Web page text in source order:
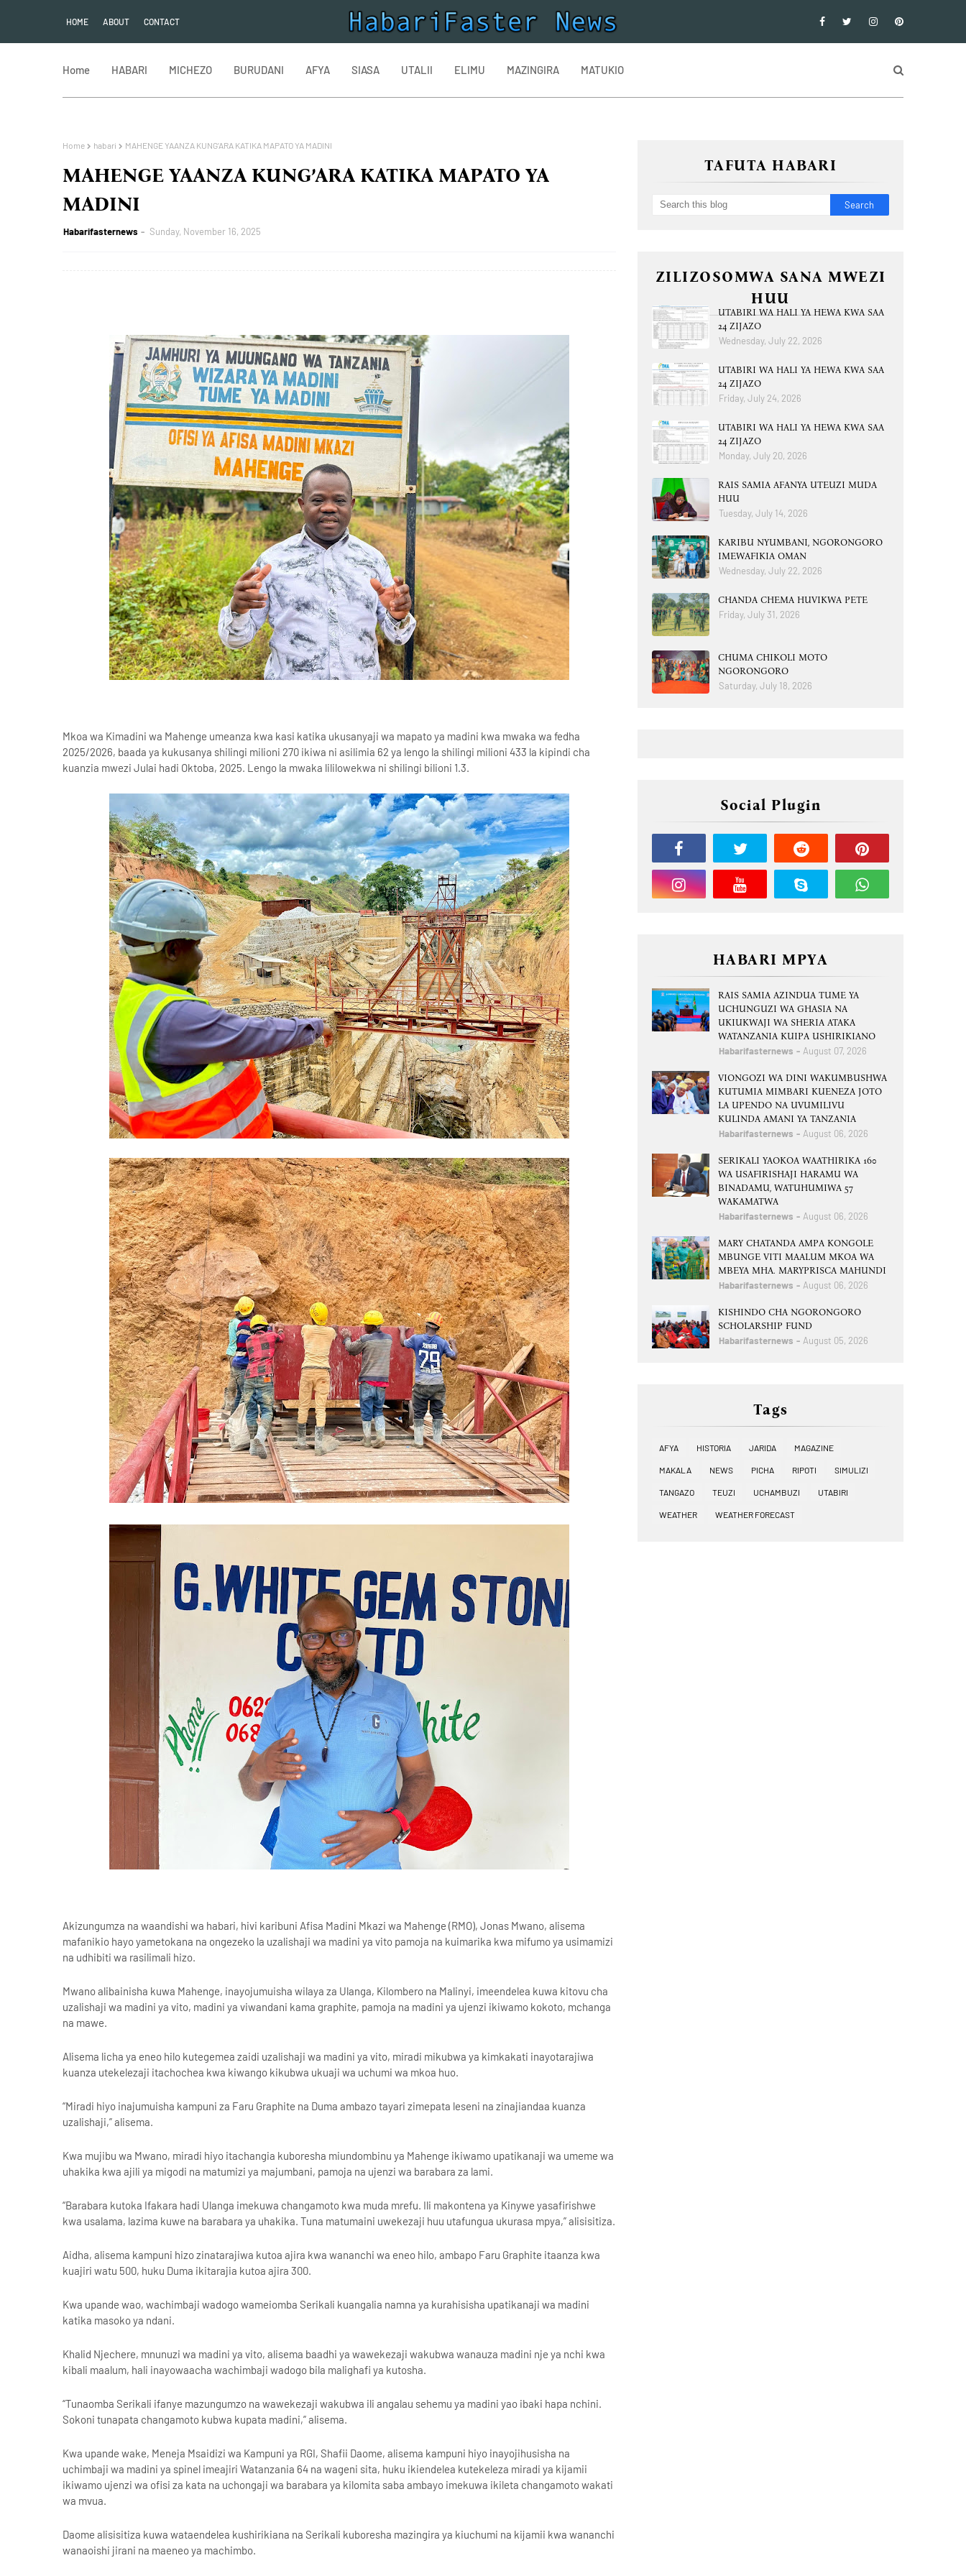
HOME ABOUT CONTACT
Home HABARI MICHEZO BURUDANI AFYA SIASA UTALII ELIMU MAZINGIRA MATUKIO
Home habari MAHENGE YAANZA KUNG’ARA KATIKA MAPATO YA MADINI
MAHENGE YAANZA KUNG’ARA KATIKA MAPATO YA
MADINI
Habarifasternews Sunday, November 16, 2025
Mkoa wa Kimadini wa Mahenge umeanza kwa kasi katika ukusanyaji wa mapato ya madini kwa mwaka wa fedha
2025/2026, baada ya kukusanya shilingi milioni 270 ikiwa ni asilimia 62 ya lengo la shilingi milioni 433 la kipindi cha
kuanzia mwezi Julai hadi Oktoba, 2025. Lengo la mwaka lililowekwa ni shilingi bilioni 1.3.
Akizungumza na waandishi wa habari, hivi karibuni Afisa Madini Mkazi wa Mahenge (RMO), Jonas Mwano, alisema
mafanikio hayo yametokana na ongezeko la uzalishaji wa madini ya vito pamoja na kuimarika kwa mifumo ya usimamizi
na udhibiti wa rasilimali hizo.
Mwano alibainisha kuwa Mahenge, inayojumuisha wilaya za Ulanga, Kilombero na Malinyi, imeendelea kuwa kitovu cha
uzalishaji wa madini ya vito, madini ya viwandani kama graphite, pamoja na madini ya ujenzi ikiwamo kokoto, mchanga
na mawe.
Alisema licha ya eneo hilo kutegemea zaidi uzalishaji wa madini ya vito, miradi mikubwa ya kimkakati inayotarajiwa
kuanza utekelezaji itachochea kwa kiwango kikubwa ukuaji wa uchumi wa mkoa huo.
“Miradi hiyo inajumuisha kampuni za Faru Graphite na Duma ambazo tayari zimepata leseni na zinajiandaa kuanza
uzalishaji,” alisema.
Kwa mujibu wa Mwano, miradi hiyo itachangia kuboresha miundombinu ya Mahenge ikiwamo upatikanaji wa umeme wa
uhakika kwa ajili ya migodi na matumizi ya majumbani, pamoja na ujenzi wa barabara za lami.
“Barabara kutoka Ifakara hadi Ulanga imekuwa changamoto kwa muda mrefu. Ili makontena ya Kinywe yasafirishwe
kwa usalama, lazima kuwe na barabara ya uhakika. Tuna matumaini uwekezaji huu utafungua ukurasa mpya,” alisisitiza.
Aidha, alisema kampuni hizo zinatarajiwa kutoa ajira kwa wananchi wa eneo hilo, ambapo Faru Graphite itaanza kwa
kuajiri watu 500, huku Duma ikitarajia kutoa ajira 300.
Kwa upande wao, wachimbaji wadogo wameiomba Serikali kuangalia namna ya kurahisisha upatikanaji wa madini
katika masoko ya ndani.
Khalid Njechere, mnunuzi wa madini ya vito, alisema baadhi ya wawekezaji wakubwa wanauza madini nje ya nchi kwa
kibali maalum, hali inayowaacha wachimbaji wadogo bila malighafi ya kutosha.
“Tunaomba Serikali ifanye mazungumzo na wawekezaji wakubwa ili angalau sehemu ya madini yao ibaki hapa nchini.
Sokoni tunapata changamoto kubwa kupata madini,” alisema.
Kwa upande wake, Meneja Msaidizi wa Kampuni ya RGI, Shafii Daome, alisema kampuni hiyo inayojihusisha na
uchimbaji wa madini ya spinel imeajiri Watanzania 64 na wageni sita, huku ikiendelea kutekeleza miradi ya kijamii
ikiwamo ujenzi wa ofisi za kata na uchongaji wa barabara ya kilomita saba ambayo imekuwa ikileta changamoto wakati
wa mvua.
Daome alisisitiza kuwa wataendelea kushirikiana na Serikali kuboresha mazingira ya kiuchumi na kijamii kwa wananchi
wanaoishi jirani na maeneo ya machimbo.
TAFUTA HABARI
ZILIZOSOMWA SANA MWEZI
HUU
UTABIRI WA HALI YA HEWA KWA SAA
24 ZIJAZO
Wednesday, July 22, 2026
UTABIRI WA HALI YA HEWA KWA SAA
24 ZIJAZO
Friday, July 24, 2026
UTABIRI WA HALI YA HEWA KWA SAA
24 ZIJAZO
Monday, July 20, 2026
RAIS SAMIA AFANYA UTEUZI MUDA
HUU
Tuesday, July 14, 2026
KARIBU NYUMBANI, NGORONGORO
IMEWAFIKIA OMAN
Wednesday, July 22, 2026
CHANDA CHEMA HUVIKWA PETE
Friday, July 31, 2026
CHUMA CHIKOLI MOTO
NGORONGORO
Saturday, July 18, 2026
Social Plugin
HABARI MPYA
RAIS SAMIA AZINDUA TUME YA
UCHUNGUZI WA GHASIA NA
UKIUKWAJI WA SHERIA ATAKA
WATANZANIA KUIPA USHIRIKIANO
Habarifasternews August 07, 2026
VIONGOZI WA DINI WAKUMBUSHWA
KUTUMIA MIMBARI KUENEZA JOTO
LA UPENDO NA UVUMILIVU
KULINDA AMANI YA TANZANIA
Habarifasternews August 06, 2026
SERIKALI YAOKOA WAATHIRIKA 160
WA USAFIRISHAJI HARAMU WA
BINADAMU, WATUHUMIWA 57
WAKAMATWA
Habarifasternews August 06, 2026
MARY CHATANDA AMPA KONGOLE
MBUNGE VITI MAALUM MKOA WA
MBEYA MHA. MARYPRISCA MAHUNDI
Habarifasternews August 06, 2026
KISHINDO CHA NGORONGORO
SCHOLARSHIP FUND
Habarifasternews August 05, 2026
Tags
AFYA HISTORIA JARIDA MAGAZINE
MAKALA NEWS PICHA RIPOTI SIMULIZI
TANGAZO TEUZI UCHAMBUZI UTABIRI
WEATHER WEATHER FORECAST